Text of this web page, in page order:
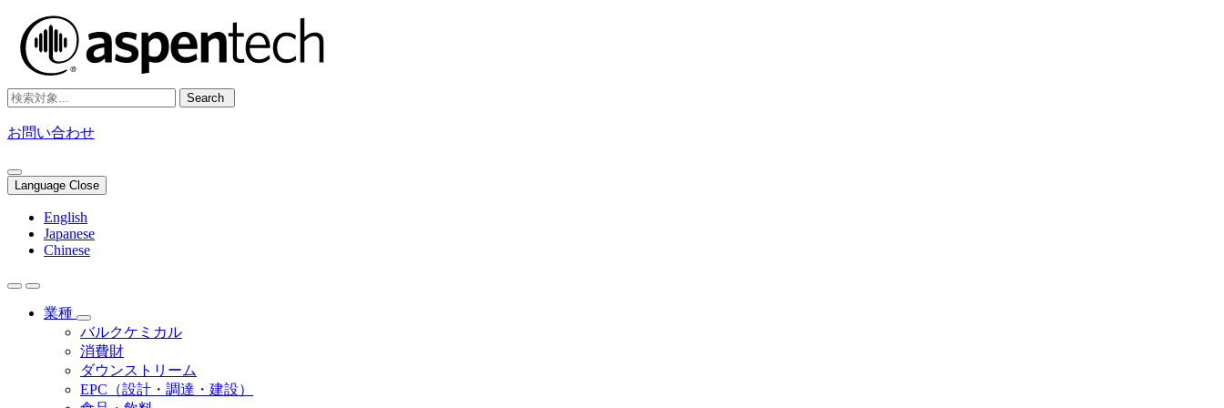
Search
お問い合わせ
Language Close
English
Japanese
Chinese
業種
バルクケミカル
消費財
ダウンストリーム
EPC（設計・調達・建設）